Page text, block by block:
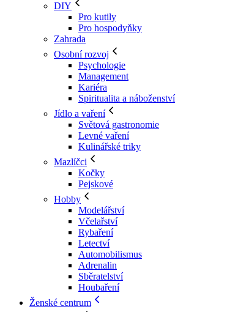
DIY
Pro kutily
Pro hospodyňky
Zahrada
Osobní rozvoj
Psychologie
Management
Kariéra
Spiritualita a náboženství
Jídlo a vaření
Světová gastronomie
Levné vaření
Kulinářské triky
Mazlíčci
Kočky
Pejskové
Hobby
Modelářství
Včelařství
Rybaření
Letectví
Automobilismus
Adrenalin
Sběratelství
Houbaření
Ženské centrum